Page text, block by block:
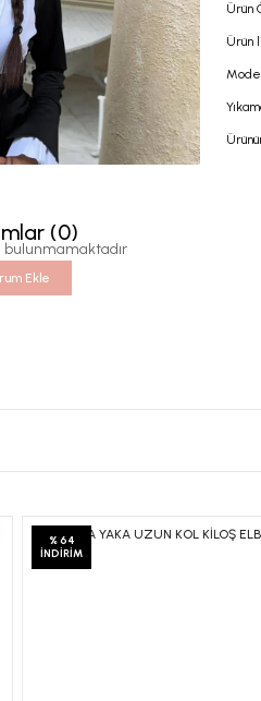
Ürün
Ürün
(0)
Ekle
%64
İNDIRIM
MADONNA YAKA UZUN KOL KİLOŞ